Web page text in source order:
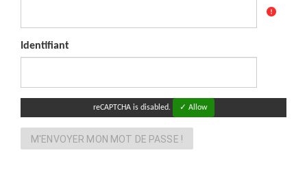
Identifiant
reCAPTCHA is disabled. ✓ Allow
M'ENVOYER MON MOT DE PASSE !